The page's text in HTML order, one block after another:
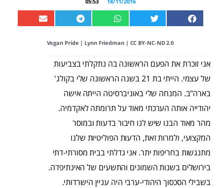
Vegan Pride | Lynn Friedman| CC BY-NC-ND 2.0
אני זוכרת את הפעם הראשונה בה נתקלתי בצביעות
של עצמי. הייתי בת 21 בשנה הראשונה שלי בקולג'
בארה"ב. המנחה שלי באוניברסיטה הייתה אישה
יהודייה אותה הערכתי מאוד על תרומתה לאקדמיה.
מהר מאוד הבנו שיש לנו חיבור בדעות ובמוסר
המקצועי, ולמרות זאת, הדעות הפוליטיות שלנו
מתנגשות בחריפות יתר. אני גדלתי בבית מסורתי-דתי
בירושלים בשנות השמונים והתשעים של האינתיפדה.
בשבילי הסכסוך היהודי-ערבי היה עניין הישרדותי.